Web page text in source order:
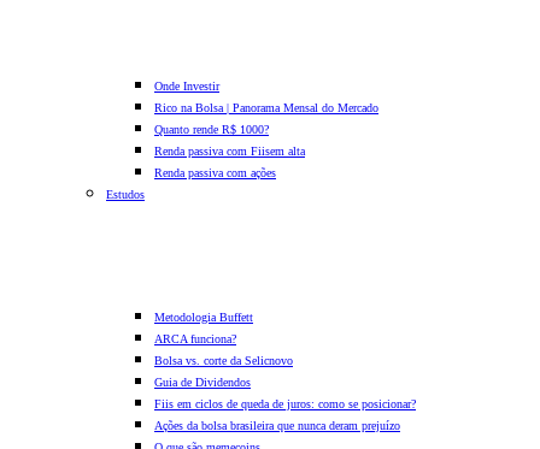
Onde Investir
Rico na Bolsa | Panorama Mensal do Mercado
Quanto rende R$ 1000?
Renda passiva com Fiisem alta
Renda passiva com ações
Estudos
Metodologia Buffett
ARCA funciona?
Bolsa vs. corte da Selicnovo
Guia de Dividendos
Fiis em ciclos de queda de juros: como se posicionar?
Ações da bolsa brasileira que nunca deram prejuízo